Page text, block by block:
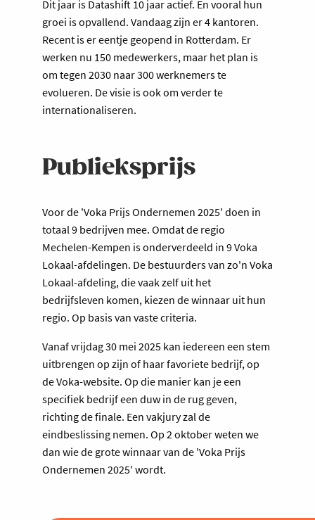
Dit jaar is Datashift 10 jaar actief. En vooral hun
groei is opvallend. Vandaag zijn er 4 kantoren.
Recent is er eentje geopend in Rotterdam. Er
werken nu 150 medewerkers, maar het plan is
om tegen 2030 naar 300 werknemers te
evolueren. De visie is ook om verder te
internationaliseren.
Publieksprijs
Voor de 'Voka Prijs Ondernemen 2025' doen in
totaal 9 bedrijven mee. Omdat de regio
Mechelen-Kempen is onderverdeeld in 9 Voka
Lokaal-afdelingen. De bestuurders van zo'n Voka
Lokaal-afdeling, die vaak zelf uit het
bedrijfsleven komen, kiezen de winnaar uit hun
regio. Op basis van vaste criteria.
Vanaf vrijdag 30 mei 2025 kan iedereen een stem
uitbrengen op zijn of haar favoriete bedrijf, op
de Voka-website. Op die manier kan je een
specifiek bedrijf een duw in de rug geven,
richting de finale. Een vakjury zal de
eindbeslissing nemen. Op 2 oktober weten we
dan wie de grote winnaar van de 'Voka Prijs
Ondernemen 2025' wordt.